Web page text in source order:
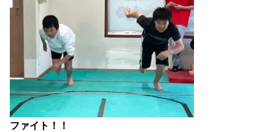
ファイト！！